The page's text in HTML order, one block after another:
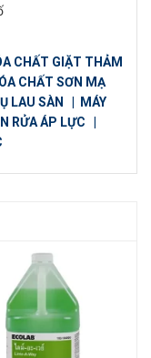
CHẤT GIẶT THẢM
CHẤT SƠN MẠ
LAU SÀN | MÁY
RỬA ÁP LỰC |